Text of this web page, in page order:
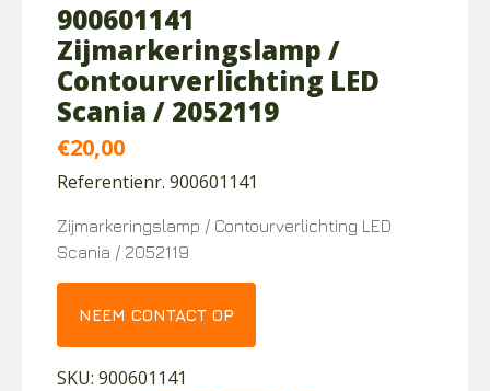
900601141
Zijmarkeringslamp /
Contourverlichting LED
Scania / 2052119
€20,00
Referentienr. 900601141
Zijmarkeringslamp / Contourverlichting LED
Scania / 2052119
NEEM CONTACT OP
SKU: 900601141